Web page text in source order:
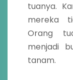
tuanya.
mereka
Orang
menjadi
tanam.